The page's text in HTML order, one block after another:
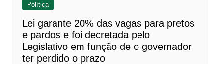
Política
Lei garante 20% das vagas para pretos
e pardos e foi decretada pelo
Legislativo em função de o governador
ter perdido o prazo